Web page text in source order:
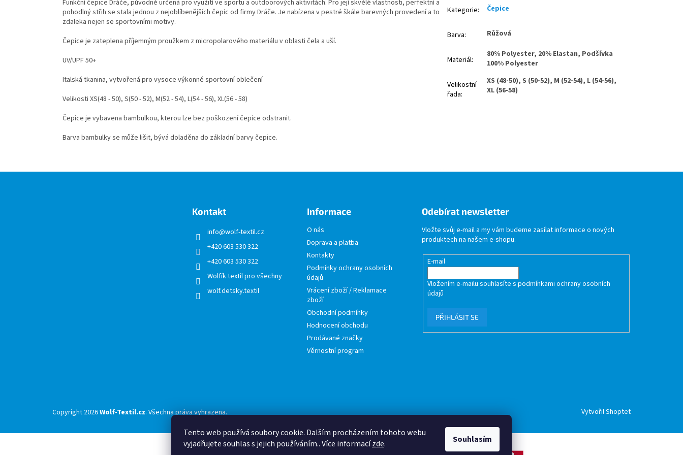
Tento web používá soubory cookie. Dalším procházením tohoto webu
vyjadřujete souhlas s jejich používáním.. Více informacízde. Souhlasím
Funkční čepice Dráče, původně určená pro využití ve sportu a outdoorových aktivitách. Pro její skvělé vlastnosti, perfektní a
pohodlný střih se stala jednou z nejoblíbenějších čepic od firmy Dráče. Je nabízena v pestré škále barevných provedení a to
zdaleka nejen se sportovními motivy.
Čepice je zateplena příjemným proužkem z micropolarového materiálu v oblasti čela a uší.
UV/UPF 50+
Italská tkanina, vytvořená pro vysoce výkonné sportovní oblečení
Velikosti XS(48 - 50), S(50 - 52), M(52 - 54), L(54 - 56), XL(56 - 58)
Čepice je vybavena bambulkou, kterou lze bez poškození čepice odstranit.
Barva bambulky se může lišit, bývá doladěna do základní barvy čepice.
Kategorie: Čepice
Barva: Růžová
Materiál:
80% Polyester, 20% Elastan, Podšívka
100% Polyester
Velikostní
řada:
XS (48-50), S (50-52), M (52-54), L (54-56),
XL (56-58)
Kontakt
info@wolf-textil.cz
+420 603 530 322
+420 603 530 322
Wolfík textil pro všechny
wolf.detsky.textil
Informace
O nás
Doprava a platba
Kontakty
Podmínky ochrany osobních
údajů
Vrácení zboží / Reklamace
zboží
Obchodní podmínky
Hodnocení obchodu
Prodávané značky
Věrnostní program
Odebírat newsletter
Vložte svůj e-mail a my vám budeme zasílat informace o nových
produktech na našem e-shopu.
E-mail
Vložením e-mailu souhlasíte spodmínkami ochrany osobních
údajů
PŘIHLÁSIT SE
Vytvořil Shoptet
Copyright 2026Wolf-Textil.cz. Všechna práva vyhrazena.